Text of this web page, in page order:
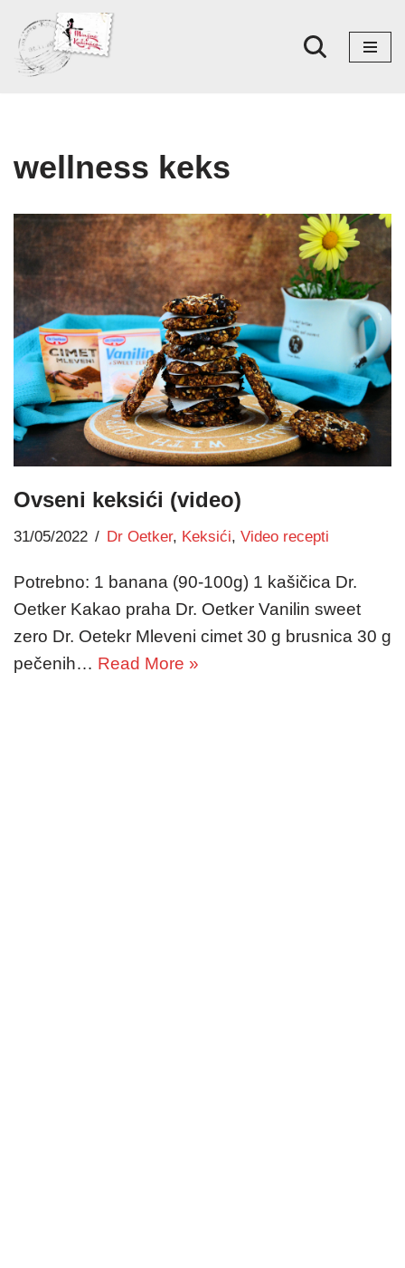
Skoči
na
wellness keks
Ovseni keksići (video)
31/05/2022 Dr Oetker, Keksići, Video recepti
Potrebno: 1 banana (90-100g) 1 kašičica Dr.
Oetker Kakao praha Dr. Oetker Vanilin sweet
zero Dr. Oetekr Mleveni cimet 30 g brusnica 30 g
pečenih… Read More »